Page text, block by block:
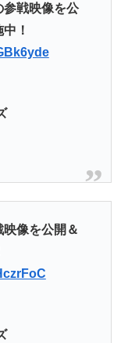
参戦映像を公
！
像を公開＆